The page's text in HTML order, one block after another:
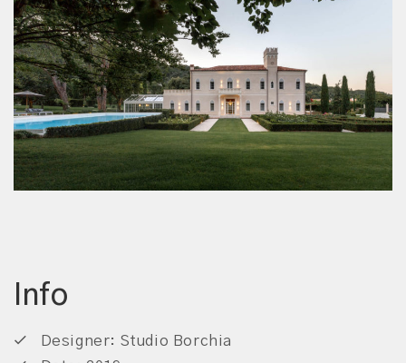
Info
Designer: Studio Borchia